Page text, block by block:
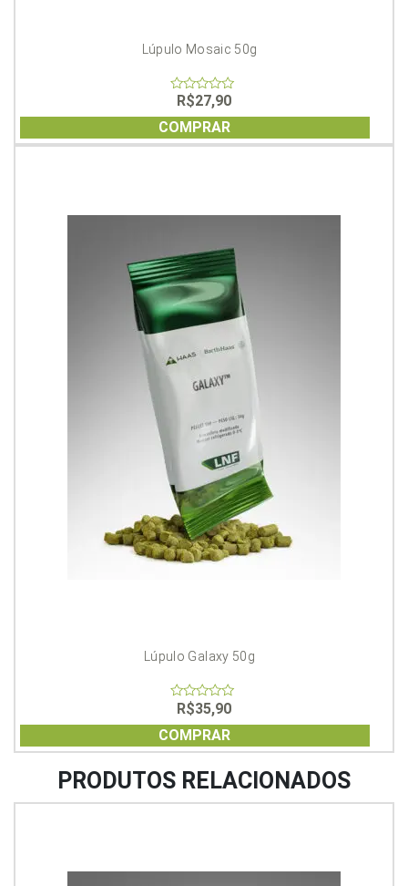
Lúpulo Mosaic 50g
of
5
R$27,90
COMPRAR
Lúpulo Galaxy 50g
out
of
5
R$35,90
COMPRAR
PRODUTOS RELACIONADOS